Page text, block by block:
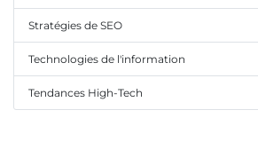
Stratégies de SEO
Technologies de l'information
Tendances High-Tech